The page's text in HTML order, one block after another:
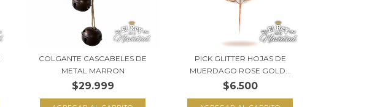
COLGANTE CASCABELES DE
METAL MARRON
$29.999
PICK GLITTER HOJAS DE
MUERDAGO ROSE GOLD...
$6.500